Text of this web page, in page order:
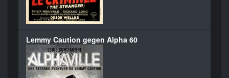
Lemmy Caution gegen Alpha 60